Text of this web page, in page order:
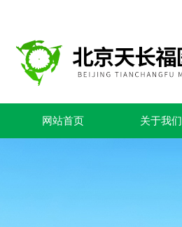
网站首页 关于我们